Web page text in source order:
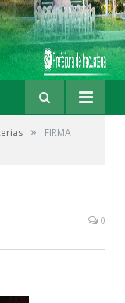
»
FIRMA
0